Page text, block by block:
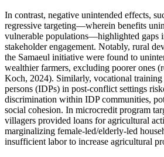
In contrast, negative unintended effects,
regressive targeting—wherein benefits
vulnerable populations—highlighted gaps
stakeholder engagement. Notably, rural
the Samaeul initiative were found to
wealthier farmers, excluding poorer ones
Koch, 2024). Similarly, vocational
persons (IDPs) in post-conflict settings
discrimination within IDP communities,
social cohesion. In microcredit program
villagers provided loans for agricultural
marginalizing female-led/elderly-led
insufficient labor to increase agricultural